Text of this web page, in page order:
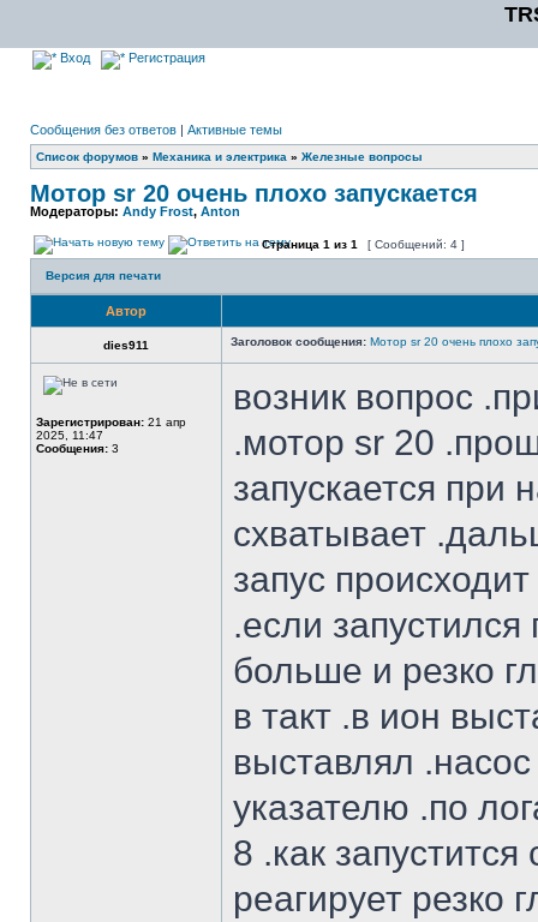
Вход Регистрация
Сообщения без ответов | Активные темы
Список форумов » Механика и электрика » Железные вопросы
Мотор sr 20 очень плохо запускается
Модераторы: Andy Frost, Anton
Страница 1 из 1 [ Сообщений: 4 ]
Версия для печати
Автор
dies911 Заголовок сообщения: Мотор sr 20 очень плохо
Зарегистрирован: 21 апр
2025, 11:47
Сообщения: 3
возник вопрос
.мотор sr 20
запускается при
схватывает
запус
.если
больше и резко
в такт .в ион
выставлял
указателю .по
8 .как
реагирует резко